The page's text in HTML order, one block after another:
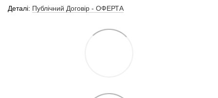
Деталі: Публічний Договір - ОФЕРТА